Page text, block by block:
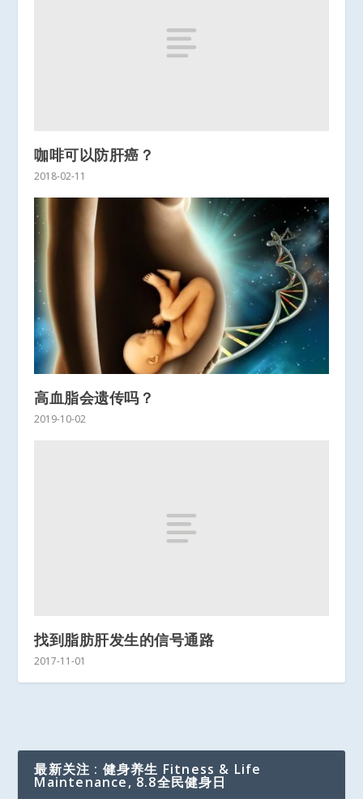
咖啡可以防肝癌？
2018-02-11
高血脂会遗传吗？
2019-10-02
找到脂肪肝发生的信号通路
2017-11-01
最新关注 : 健身养生 Fitness & Life
Maintenance, 8.8全民健身日